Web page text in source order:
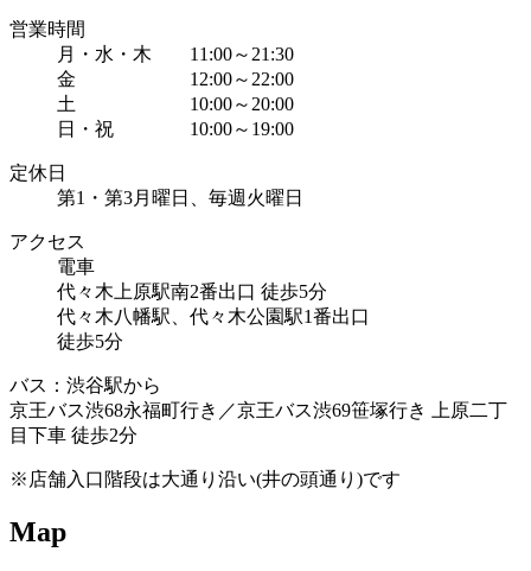
営業時間
月・水・木 11:00～21:30
金 12:00～22:00
土 10:00～20:00
日・祝 10:00～19:00
定休日
第1・第3月曜日、毎週火曜日
アクセス
電車
代々木上原駅南2番出口 徒歩5分
代々木八幡駅、代々木公園駅1番出口
徒歩5分
バス：渋谷駅から
京王バス渋68永福町行き／京王バス渋69笹塚行き 上原二丁
目下車 徒歩2分
※店舗入口階段は大通り沿い(井の頭通り)です
Map